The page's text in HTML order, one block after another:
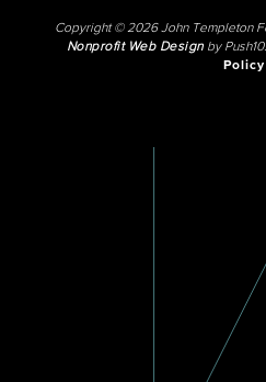
Copyright © 2026 John Templeton
Nonprofit Web Designby Push10.
Policy